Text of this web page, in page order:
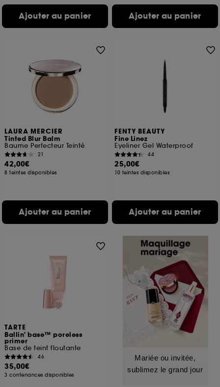
Ajouter au panier Ajouter au panier
LAURA MERCIER
Tinted Blur Balm
Baume Perfecteur Teinté
21
42,00€
8 teintes disponibles
Ajouter au panier
FENTY BEAUTY
Fine Linez
Eyeliner Gel Waterproof
44
25,00€
10 teintes disponibles
Ajouter au panier
TARTE
Ballin' base™ poreless
primer
Base de teint floutante
46
35,00€
3 contenances disponibles
Mariée ou invitée,
sublimez le grand jour